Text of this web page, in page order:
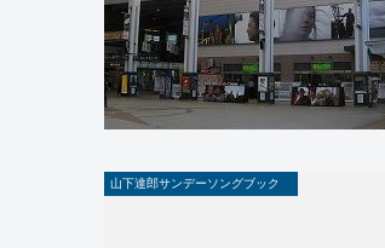
山下達郎サンデーソングブック